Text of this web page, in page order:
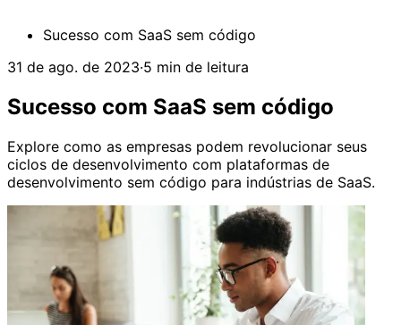
Sucesso com SaaS sem código
31 de ago. de 2023·5 min de leitura
Sucesso com SaaS sem código
Explore como as empresas podem revolucionar seus
ciclos de desenvolvimento com plataformas de
desenvolvimento sem código para indústrias de SaaS.